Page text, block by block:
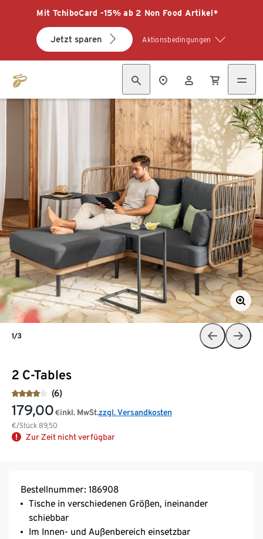
Mit TchiboCard -15% ab 2 Non Food Artikel*
Jetzt sparen Aktionsbedingungen
2 C-Tables
(6)
179,00 €
€/Stück 89,50
inkl. MwSt.zzgl. Versandkosten
Zur Zeit nicht verfügbar
1/3
Bestellnummer: 186908
Tische in verschiedenen Größen, ineinander
schiebbar
Im Innen- und Außenbereich einsetzbar